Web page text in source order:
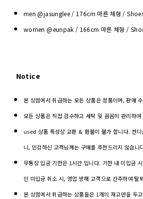
men @jasunglee / 176cm 마른 체형 /
women @eunpak / 166cm 마른 체형 /
Notice
본 상점에서 취급하는 모든 상품은 정품이며, 판매
모든 상품은 직접 검수하고 세탁 및 꼼꼼히 관리하여
used 상품 특성상 교환 & 환불이 불가 합니다. 컨디
니, 민감하신 고객님께는 구매를 추천드리지 않습니
무통장 입금 기한은 1시간 입니다. 기한 내 미입금
인 미입금 취소 시, 영업 방해 고객으로 간주하여 탈
본 상점에서 취급하는 상품들은 1개의 재고만을 두